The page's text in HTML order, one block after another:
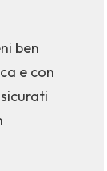
ben
e con